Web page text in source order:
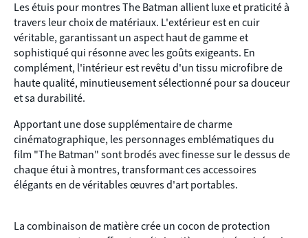
Les étuis pour montres The Batman allient luxe et praticité à
travers leur choix de matériaux. L'extérieur est en cuir
véritable, garantissant un aspect haut de gamme et
sophistiqué qui résonne avec les goûts exigeants. En
complément, l'intérieur est revêtu d'un tissu microfibre de
haute qualité, minutieusement sélectionné pour sa douceur
et sa durabilité.
Apportant une dose supplémentaire de charme
cinématographique, les personnages emblématiques du
film "The Batman" sont brodés avec finesse sur le dessus de
chaque étui à montres, transformant ces accessoires
élégants en de véritables œuvres d'art portables.
La combinaison de matière crée un cocon de protection